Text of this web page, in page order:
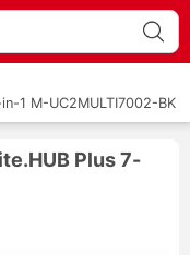
1 M-UC2MULTI7002-BK
Plus 7-